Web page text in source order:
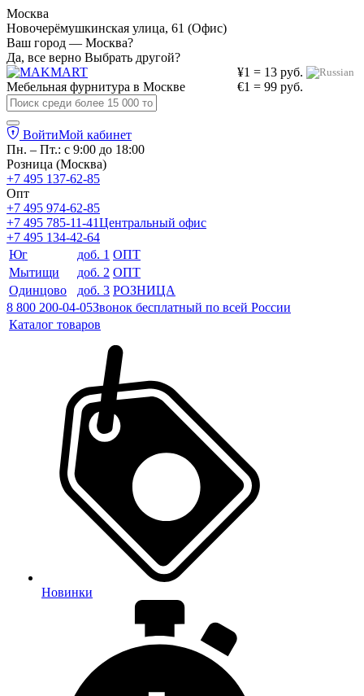
Москва
Новочерёмушкинская улица, 61 (Офис)
Ваш город — Москва?
Да, все верно Выбрать другой?
¥1 = 13 руб.
€1 = 99 руб.
Мебельная фурнитура в Москве
ВойтиМой кабинет
Пн. – Пт.: с 9:00 до 18:00
Розница (Москва)
+7 495 137-62-85
Опт
+7 495 974-62-85
+7 495 785-11-41Центральный офис
+7 495 134-42-64
Юг
доб. 1 ОПТ
Мытищи
доб. 2 ОПТ
Одинцово
доб. 3 РОЗНИЦА
8 800 200-04-05Звонок бесплатный по всей России
Каталог товаров
Новинки